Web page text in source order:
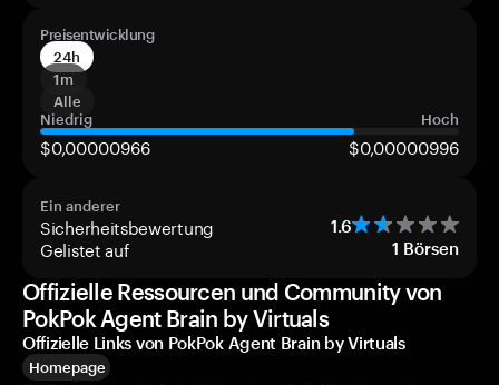
Preisentwicklung
24h
1m
Alle
Niedrig
Hoch
$0,00000966 $0,00000996
Ein anderer
Sicherheitsbewertung 1.6
Gelistet auf 1 Börsen
Offizielle Ressourcen und Community von
PokPok Agent Brain by Virtuals
Offizielle Links von PokPok Agent Brain by Virtuals
Homepage